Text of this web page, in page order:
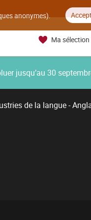
anonymes).
Ma sélection
jusqu’au 30
de la langue -